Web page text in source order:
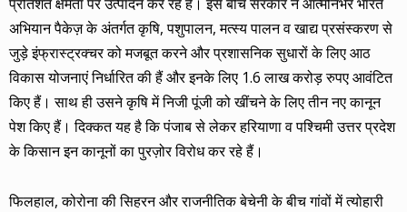
अभियान पैकेज़ के अंतर्गत कृषि, पशुपालन, मत्स्य पालन व खाद्य प्रसंस्करण से
जुड़े इंफ्रास्ट्रक्चर को मजबूत करने और प्रशासनिक सुधारों के लिए आठ
विकास योजनाएं निर्धारित की हैं और इनके लिए 1.6 लाख करोड़ रुपए आवंटित
किए हैं। साथ ही उसने कृषि में निजी पूंजी को खींचने के लिए तीन नए कानून
पेश किए हैं। दिक्कत यह है कि पंजाब से लेकर हरियाणा व पश्चिमी उत्तर प्रदेश
के किसान इन कानूनों का पुरज़ोर विरोध कर रहे हैं।
फिलहाल, कोरोना की सिहरन और राजनीतिक बेचेनी के बीच गांवों में त्योहारी